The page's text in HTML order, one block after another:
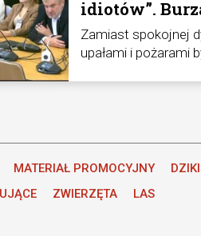
idiotów”.
o zwierzęta i
Zamiast spokojnej
upałami i pożarami
MATERIAŁ PROMOCYJNY
ZWIERZĘTA LAS